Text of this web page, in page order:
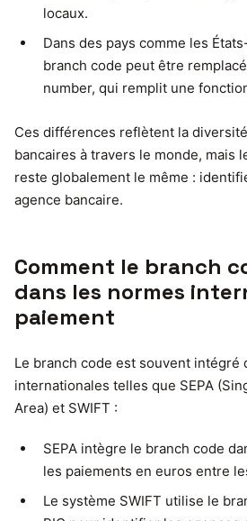
locaux.
Dans des pays comme les
branch code peut être
number, qui remplit une
Ces différences reflètent la
bancaires à travers le monde, mais
reste globalement le même :
agence bancaire.
Comment le branch
dans les normes
paiement
Le branch code est souvent intégré
internationales telles que SEPA
Area) et SWIFT :
SEPA intègre le branch code
les paiements en euros entre
Le système SWIFT utilise le